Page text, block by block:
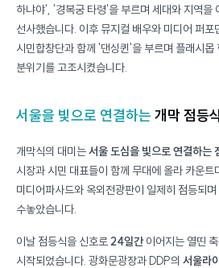
하냐야', '경복궁 타령'을 부르며 세대와 지역을
선사했습니다. 이후 뮤지컬 배우와 미디어 퍼포
시민합창단과 함께 '댄싱퀸'을 부르며 플래시몹
분위기를 고조시켰습니다.
서울을 빛으로 연결하는 개막 점등식
개막식의 대미는서울 도심을 빛으로 연결하는
시장과 시민 대표들이 함께 무대에 올라 카운트다운을 외치
미디어파사드와 옥외전광판이 일제히 점등되며 서울의 겨울밤
수놓았습니다.
이날 점등식을 신호로 24일간이어지는 열띤 축제가 본
시작되었습니다. 광화문광장과 DDP의 서울라